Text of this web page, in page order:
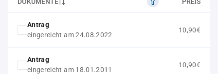
Antrag
eingereicht am 24.08.2022
10,90€
Antrag
eingereicht am 18.01.2011
10,90€